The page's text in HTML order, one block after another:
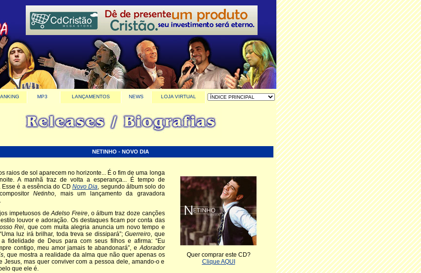
MP3 LANÇAMENTOS NEWS LOJA VIRTUAL
NETINHO - NOVO DIA
raios de sol aparecem no horizonte... É o fim de uma longa
A manhã traz de volta a esperança... É tempo de
Esse é a essência do CD Novo Dia, segundo álbum solo do
Netinho, mais um lançamento da gravadora
impetuosos deAdelso Freire, o álbum traz doze canções
louvor e adoração. Os destaques ficam por conta das
Rei, que com muita alegria anuncia um novo tempo e
luz irá brilhar, toda treva se dissipará”;Guerreiro, que
fidelidade de Deus para com seus filhos e afirma: “Eu
contigo, meu amor jamais te abandonará”, eAdorador
, que mostra a realidade da alma que não quer apenas os
Jesus, mas quer conviver com a pessoa dele, amando-o e
que ele é.
Quer comprar este CD?
Clique AQUI